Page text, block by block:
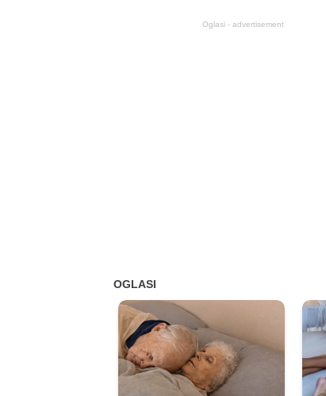
Oglasi - advertisement